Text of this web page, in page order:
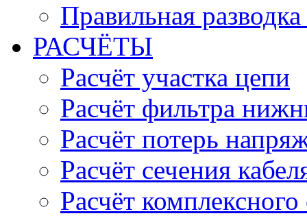
Правильная
РАСЧЁТЫ
Расчёт участка цепи
Расчёт фильтра
Расчёт потерь
Расчёт сечения
Расчёт